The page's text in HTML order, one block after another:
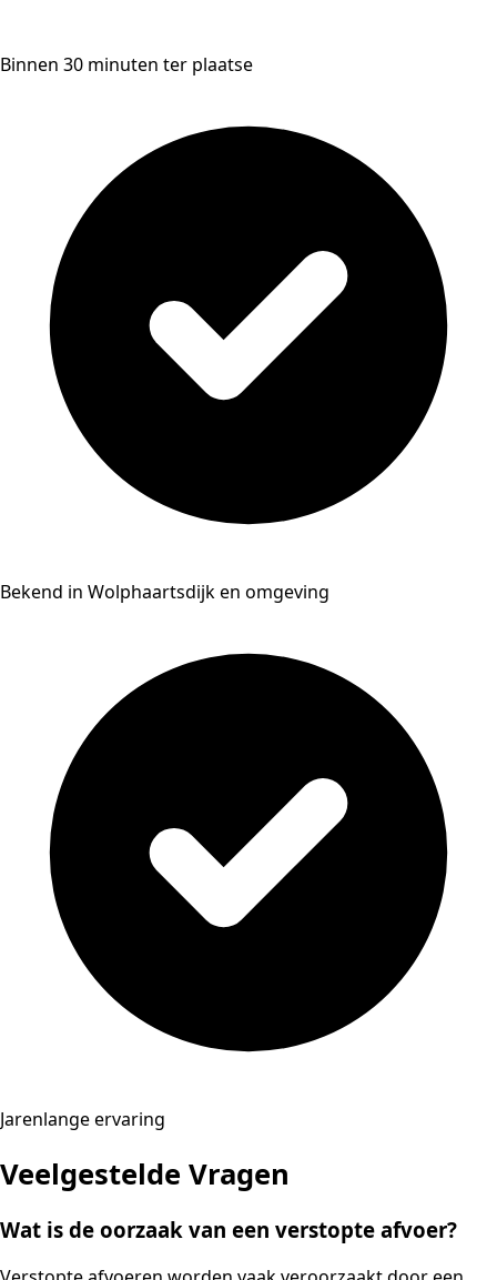
Binnen 30 minuten ter plaatse
Bekend in Wolphaartsdijk en omgeving
Jarenlange ervaring
Veelgestelde Vragen
Wat is de oorzaak van een verstopte afvoer?